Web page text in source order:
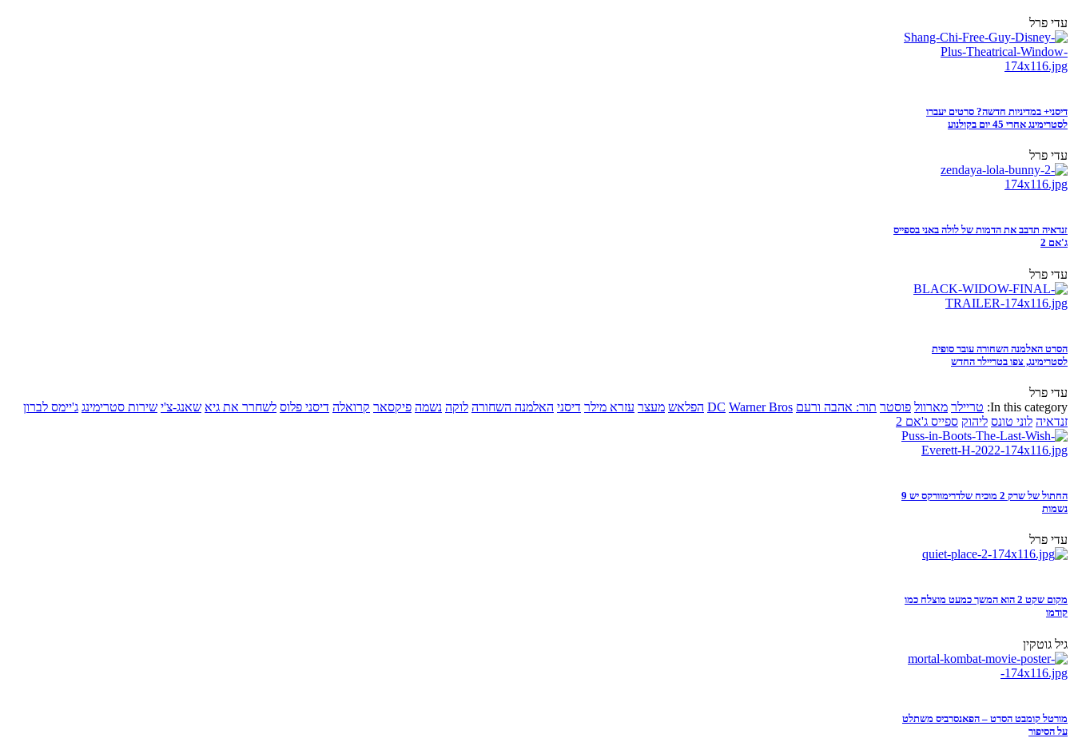
עדי פרל
דיסני+ במדיניות חדשה? סרטים יעברו
לסטרימינג אחרי 45 יום בקולנוע
עדי פרל
זנדאיה תדבב את הדמות של לולה באני בספייס
ג'אם 2
עדי פרל
הסרט האלמנה השחורה עובר סופית
לסטרימינג, צפו בטריילר החדש
עדי פרל
In this category: טריילר מארוול פוסטר תור: אהבה ורעם DC Warner Bros הפלאש מעצר עזרא מילר דיסני האלמנה השחורה לוקה נשמה פיקסאר קרואלה דיסני פלוס לשחרר את גיא שאנג-צ'י שירות סטרימינג ג'יימס לברון
זנדאיה לוני טונס ליהוק ספייס ג'אם 2
החתול של שרק 2 מוכיח שלדרימוורקס יש 9
נשמות
עדי פרל
מקום שקט 2 הוא המשך כמעט מוצלח כמו
קודמו
גיל גוטקין
מורטל קומבט הסרט – הפאנסרביס משתלט
על הסיפור